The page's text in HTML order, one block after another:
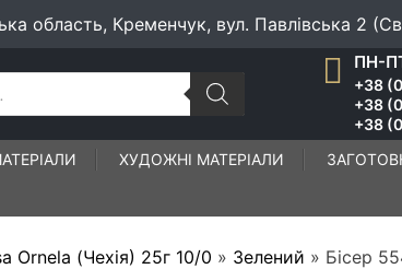
область, Кременчук, вул. Павлівська 2
ПН-
+38
+38
+38
ХУДОЖНІ МАТЕРІАЛИ
Ornela (Чехiя) 25г 10/0 » Зелений » Бісер